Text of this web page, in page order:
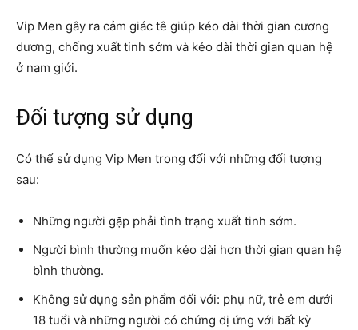
Vip Men gây ra cảm giác tê giúp kéo dài thời gian cương
dương, chống xuất tinh sớm và kéo dài thời gian quan hệ
ở nam giới.
Đối tượng sử dụng
Có thể sử dụng Vip Men trong đối với những đối tượng
sau:
Những người gặp phải tình trạng xuất tinh sớm.
Người bình thường muốn kéo dài hơn thời gian quan hệ
bình thường.
Không sử dụng sản phẩm đối với: phụ nữ, trẻ em dưới
18 tuổi và những người có chứng dị ứng với bất kỳ